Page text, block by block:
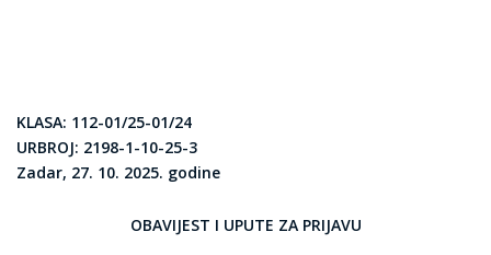
KLASA: 112-01/25-01/24
URBROJ: 2198-1-10-25-3
Zadar, 27. 10. 2025. godine
OBAVIJEST I UPUTE ZA PRIJAVU